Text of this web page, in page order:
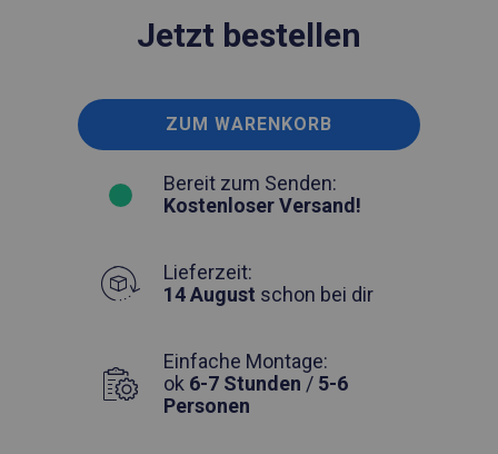
Jetzt bestellen
ZUM WARENKORB
Bereit zum Senden:
Kostenloser Versand!
Lieferzeit:
14 August schon bei dir
Einfache Montage:
ok 6-7 Stunden / 5-6
Personen